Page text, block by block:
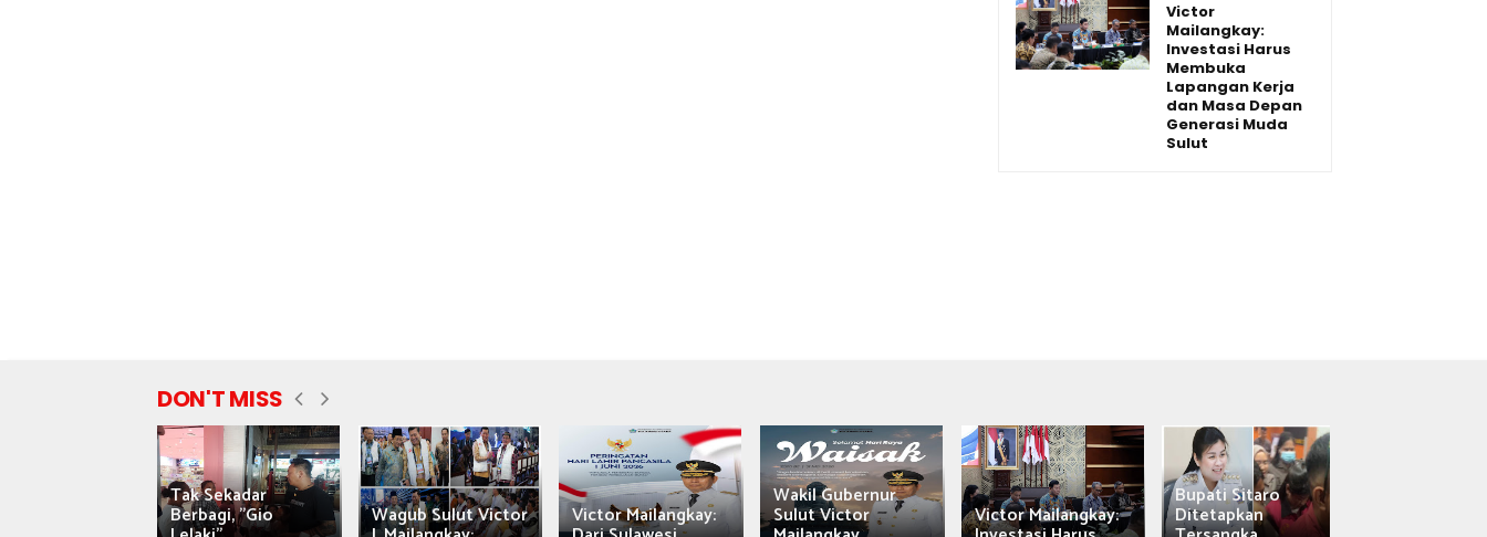
Victor
Mailangkay:
Investasi Harus
Membuka
Lapangan Kerja
dan Masa Depan
Generasi Muda
Sulut
DON'T MISS
Tak Sekadar
Berbagi, "Gio Wagub Sulut Victor Victor Mailangkay:
Wakil Gubernur
Sulut Victor Victor Mailangkay:
Bupati Sitaro
Ditetapkan